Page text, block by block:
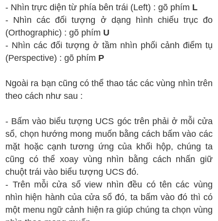
- Nhìn trực diện từ phía bên trái (Left) : gõ phím L
- Nhìn các đối tượng ở dạng hình chiếu trục đo
(Orthographic) : gõ phím U
- Nhìn các đối tượng ở tầm nhìn phối cảnh điểm tụ
(Perspective) : gõ phím P
Ngoài ra bạn cũng có thể thao tác các vùng nhìn trên
theo cách như sau :
- Bấm vào biểu tượng UCS góc trên phải ở mỗi cửa
sổ, chọn hướng mong muốn bằng cách bấm vào các
mặt hoặc cạnh tương ứng của khối hộp, chúng ta
cũng có thể xoay vùng nhìn bằng cách nhấn giữ
chuột trái vào biểu tượng UCS đó.
- Trên mỗi cửa sổ view nhìn đều có tên các vùng
nhìn hiện hành của cửa sổ đó, ta bấm vào đó thì có
một menu ngữ cảnh hiện ra giúp chúng ta chọn vùng